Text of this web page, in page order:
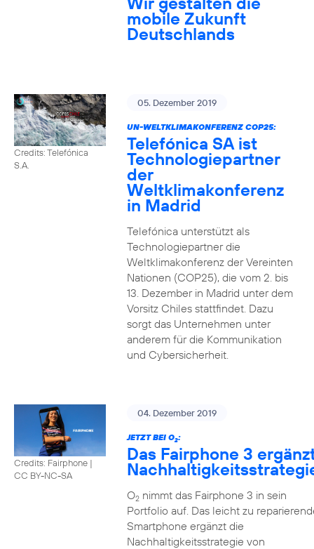
mobile Zukunft
Deutschlands
Credits: Telefónica
S.A.
05. Dezember 2019
UN-WELTKLIMAKONFERENZ COP25:
Telefónica SA ist
Technologiepartner
der
Weltklimakonferenz
in Madrid
Telefónica unterstützt als
Technologiepartner die
Weltklimakonferenz der Vereinten
Nationen (COP25), die vom 2. bis
13. Dezember in Madrid unter dem
Vorsitz Chiles stattfindet. Dazu
sorgt das Unternehmen unter
anderem für die Kommunikation
und Cybersicherheit.
Credits: Fairphone |
CC BY-NC-SA
04. Dezember 2019
JETZT BEI O2:
Das Fairphone 3
O2nimmt das Fairphone 3 in sein
Portfolio auf. Das leicht zu
Smartphone ergänzt die
Nachhaltigkeitsstrategie von